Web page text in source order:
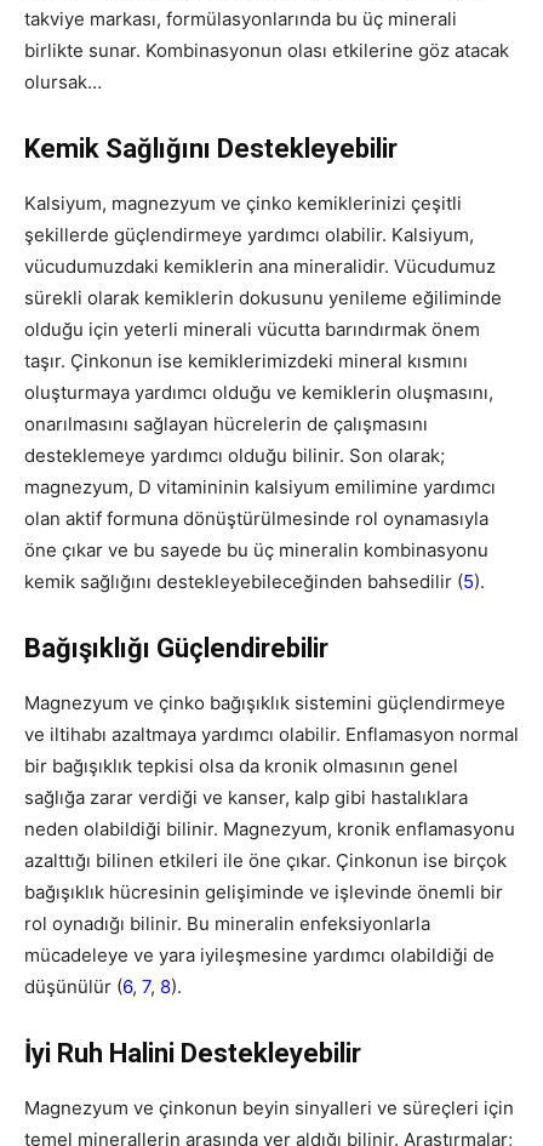
takviye markası, formülasyonlarında bu üç minerali
birlikte sunar. Kombinasyonun olası etkilerine göz atacak
olursak…
Kemik Sağlığını Destekleyebilir
Kalsiyum, magnezyum ve çinko kemiklerinizi çeşitli
şekillerde güçlendirmeye yardımcı olabilir. Kalsiyum,
vücudumuzdaki kemiklerin ana mineralidir. Vücudumuz
sürekli olarak kemiklerin dokusunu yenileme eğiliminde
olduğu için yeterli minerali vücutta barındırmak önem
taşır. Çinkonun ise kemiklerimizdeki mineral kısmını
oluşturmaya yardımcı olduğu ve kemiklerin oluşmasını,
onarılmasını sağlayan hücrelerin de çalışmasını
desteklemeye yardımcı olduğu bilinir. Son olarak;
magnezyum, D vitamininin kalsiyum emilimine yardımcı
olan aktif formuna dönüştürülmesinde rol oynamasıyla
öne çıkar ve bu sayede bu üç mineralin kombinasyonu
kemik sağlığını destekleyebileceğinden bahsedilir (5).
Bağışıklığı Güçlendirebilir
Magnezyum ve çinko bağışıklık sistemini güçlendirmeye
ve iltihabı azaltmaya yardımcı olabilir. Enflamasyon normal
bir bağışıklık tepkisi olsa da kronik olmasının genel
sağlığa zarar verdiği ve kanser, kalp gibi hastalıklara
neden olabildiği bilinir. Magnezyum, kronik enflamasyonu
azalttığı bilinen etkileri ile öne çıkar. Çinkonun ise birçok
bağışıklık hücresinin gelişiminde ve işlevinde önemli bir
rol oynadığı bilinir. Bu mineralin enfeksiyonlarla
mücadeleye ve yara iyileşmesine yardımcı olabildiği de
düşünülür (6, 7, 8).
İyi Ruh Halini Destekleyebilir
Magnezyum ve çinkonun beyin sinyalleri ve süreçleri için
temel minerallerin arasında yer aldığı bilinir. Araştırmalar;